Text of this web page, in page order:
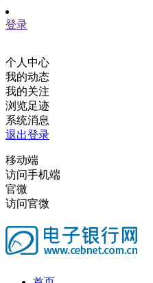
登录
个人中心
我的动态
我的关注
浏览足迹
系统消息
退出登录
移动端
访问手机端
官微
访问官微